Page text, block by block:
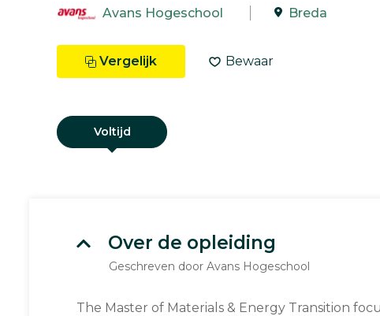
Avans Hogeschool Breda
Vergelijk Bewaar
Voltijd
Over de opleiding
Geschreven door Avans Hogeschool
The Master of Materials & Energy Transition